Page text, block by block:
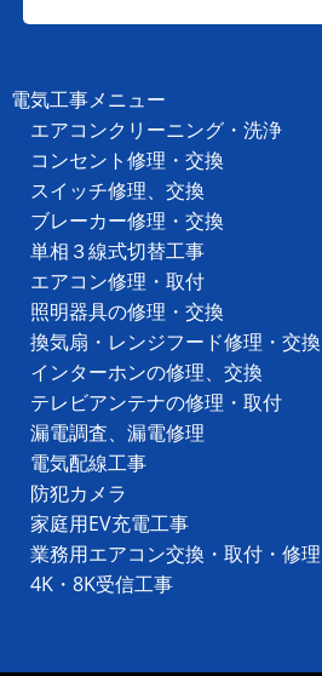
電気工事メニュー
エアコンクリーニング・洗浄
コンセント修理・交換
スイッチ修理、交換
ブレーカー修理・交換
単相３線式切替工事
エアコン修理・取付
照明器具の修理・交換
換気扇・レンジフード修理・交換
インターホンの修理、交換
テレビアンテナの修理・取付
漏電調査、漏電修理
電気配線工事
防犯カメラ
家庭用EV充電工事
業務用エアコン交換・取付・修理
4K・8K受信工事